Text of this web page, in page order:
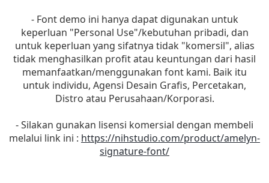
- Font demo ini hanya dapat digunakan untuk
keperluan "Personal Use"/kebutuhan pribadi, dan
untuk keperluan yang sifatnya tidak "komersil", alias
tidak menghasilkan profit atau keuntungan dari hasil
memanfaatkan/menggunakan font kami. Baik itu
untuk individu, Agensi Desain Grafis, Percetakan,
Distro atau Perusahaan/Korporasi.
- Silakan gunakan lisensi komersial dengan membeli
melalui link ini : https://nihstudio.com/product/amelyn-
signature-font/